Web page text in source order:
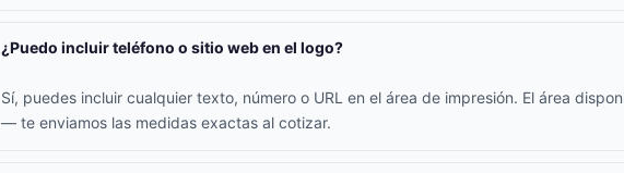
¿Puedo incluir teléfono o sitio web en el logo?
Sí, puedes incluir cualquier texto, número o URL en el área de impresión. El área
— te enviamos las medidas exactas al cotizar.